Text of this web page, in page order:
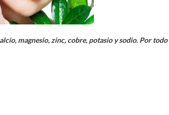
magnesio, zinc, cobre, potasio y sodio. Por